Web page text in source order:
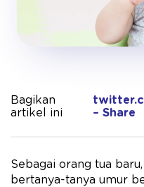
Bagikan
artikel ini
– Share
Sebagai orang tua
bertanya-tanya umur